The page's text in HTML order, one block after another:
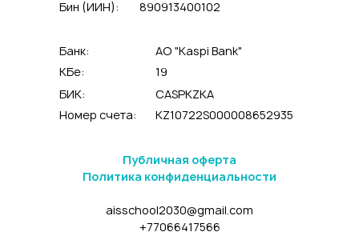
Публичная оферта
Политика конфиденциальности
aisschool2030@gmail.com
+77066417566
KZ10722S000008652935
Номер счета:
CASPKZKA
БИК:
19
КБе:
АО "Kaspi Bank"
Банк:
890913400102
Бин (ИИН):